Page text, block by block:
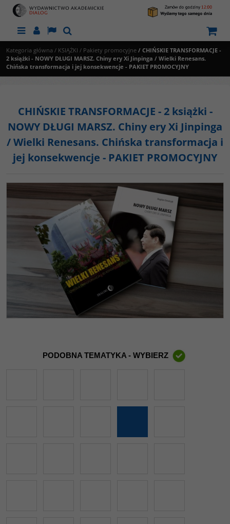
MenuPanelLangSzukaj
Kategoria główna / KSIĄŻKI / Pakiety promocyjne / CHIŃSKIE TRANSFORMACJE -
2 książki - NOWY DŁUGI MARSZ. Chiny ery Xi Jinpinga / Wielki Renesans.
Chińska transformacja i jej konsekwencje - PAKIET PROMOCYJNY
CHIŃSKIE TRANSFORMACJE - 2 książki -
NOWY DŁUGI MARSZ. Chiny ery Xi Jinpinga
/ Wielki Renesans. Chińska transformacja i
jej konsekwencje - PAKIET PROMOCYJNY
PODOBNA TEMATYKA - WYBIERZ